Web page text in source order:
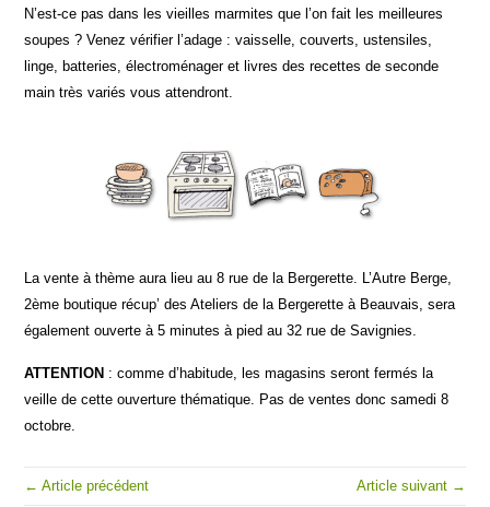
N’est-ce pas dans les vieilles marmites que l’on fait les meilleures
soupes ? Venez vérifier l’adage : vaisselle, couverts, ustensiles,
linge, batteries, électroménager et livres des recettes de seconde
main très variés vous attendront.
La vente à thème aura lieu au 8 rue de la Bergerette. L’Autre Berge,
2ème boutique récup’ des Ateliers de la Bergerette à Beauvais, sera
également ouverte à 5 minutes à pied au 32 rue de Savignies.
ATTENTION : comme d’habitude, les magasins seront fermés la
veille de cette ouverture thématique. Pas de ventes donc samedi 8
octobre.
← Article précédent Article suivant →